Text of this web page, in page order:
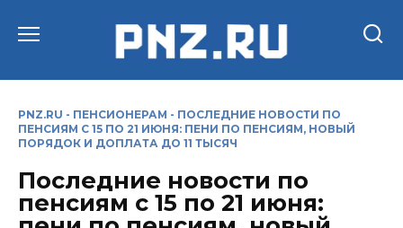
PNZ.RU - ПЕНСИОНЕРАМ - ПОСЛЕДНИЕ НОВОСТИ ПО
ПЕНСИЯМ С 15 ПО 21 ИЮНЯ: ПЕНИ ПО ПЕНСИЯМ, НОВЫЙ
ПОРЯДОК И ДОПЛАТА ДО 11 ТЫСЯЧ
Последние новости по
пенсиям с 15 по 21 июня: